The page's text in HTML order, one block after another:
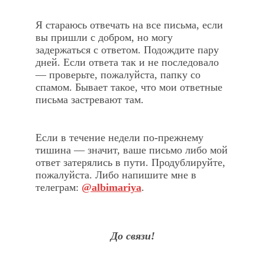
Я стараюсь отвечать на все письма, если
вы пришли с добром, но могу
задержаться с ответом. Подождите пару
дней. Если ответа так и не последовало
— проверьте, пожалуйста, папку со
спамом. Бывает такое, что мои ответные
письма застревают там.
Если в течение недели по-прежнему
тишина — значит, ваше письмо либо мой
ответ затерялись в пути. Продублируйте,
пожалуйста. Либо напишите мне в
телеграм: @albimariya.
До связи!